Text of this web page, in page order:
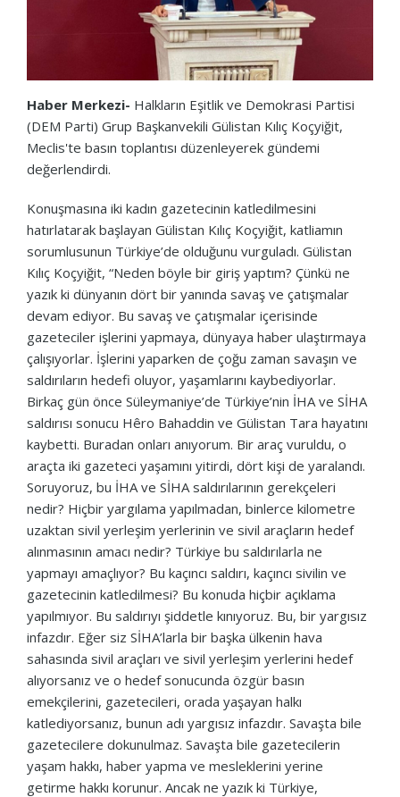
Haber Merkezi- Halkların Eşitlik ve Demokrasi Partisi
(DEM Parti) Grup Başkanvekili Gülistan Kılıç Koçyiğit,
Meclis'te basın toplantısı düzenleyerek gündemi
değerlendirdi.
Konuşmasına iki kadın gazetecinin katledilmesini
hatırlatarak başlayan Gülistan Kılıç Koçyiğit, katliamın
sorumlusunun Türkiye’de olduğunu vurguladı. Gülistan
Kılıç Koçyiğit, “Neden böyle bir giriş yaptım? Çünkü ne
yazık ki dünyanın dört bir yanında savaş ve çatışmalar
devam ediyor. Bu savaş ve çatışmalar içerisinde
gazeteciler işlerini yapmaya, dünyaya haber ulaştırmaya
çalışıyorlar. İşlerini yaparken de çoğu zaman savaşın ve
saldırıların hedefi oluyor, yaşamlarını kaybediyorlar.
Birkaç gün önce Süleymaniye’de Türkiye’nin İHA ve SİHA
saldırısı sonucu Hêro Bahaddin ve Gülistan Tara hayatını
kaybetti. Buradan onları anıyorum. Bir araç vuruldu, o
araçta iki gazeteci yaşamını yitirdi, dört kişi de yaralandı.
Soruyoruz, bu İHA ve SİHA saldırılarının gerekçeleri
nedir? Hiçbir yargılama yapılmadan, binlerce kilometre
uzaktan sivil yerleşim yerlerinin ve sivil araçların hedef
alınmasının amacı nedir? Türkiye bu saldırılarla ne
yapmayı amaçlıyor? Bu kaçıncı saldırı, kaçıncı sivilin ve
gazetecinin katledilmesi? Bu konuda hiçbir açıklama
yapılmıyor. Bu saldırıyı şiddetle kınıyoruz. Bu, bir yargısız
infazdır. Eğer siz SİHA’larla bir başka ülkenin hava
sahasında sivil araçları ve sivil yerleşim yerlerini hedef
alıyorsanız ve o hedef sonucunda özgür basın
emekçilerini, gazetecileri, orada yaşayan halkı
katlediyorsanız, bunun adı yargısız infazdır. Savaşta bile
gazetecilere dokunulmaz. Savaşta bile gazetecilerin
yaşam hakkı, haber yapma ve mesleklerini yerine
getirme hakkı korunur. Ancak ne yazık ki Türkiye,